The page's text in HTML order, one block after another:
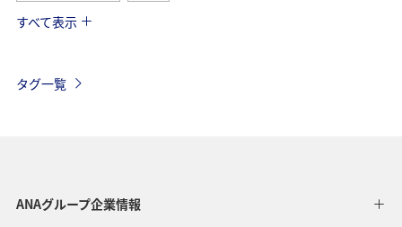
京都府
すべて表示
タグ一覧
ANAグループ企業情報